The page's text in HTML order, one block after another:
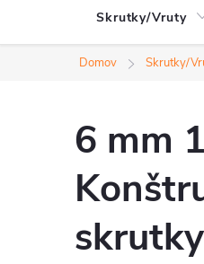
Skrutky/Vruty
Domov Skrutky/
6 mm
skrutky